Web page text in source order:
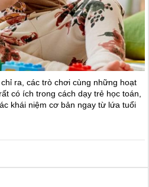
ra, các trò chơi cùng những hoạt
có ích trong cách dạy trẻ học toán,
khái niệm cơ bản ngay từ lứa tuổi